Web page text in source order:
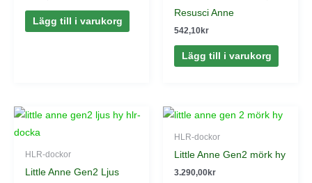
Lägg till i varukorg
Resusci Anne
542,10kr
Lägg till i varukorg
HLR-dockor
Little Anne Gen2 Ljus
HLR-dockor
Little Anne Gen2 mörk hy
3.290,00kr